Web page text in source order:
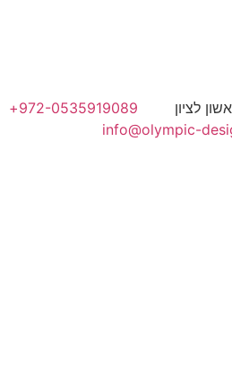
לציון
972-0535919089+
info@olympic-